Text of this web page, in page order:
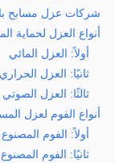
شركات عزل مسابح
أنواع العزل لحماية
أولاً: العزل المائي
ثانيًا: العزل الحراري
ثالثًا: العزل الصوتي
أنواع الفوم لعزل
أولاً: الفوم
ثانيًا: الفوم